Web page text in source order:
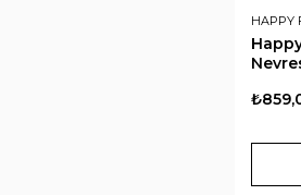
HAPPY